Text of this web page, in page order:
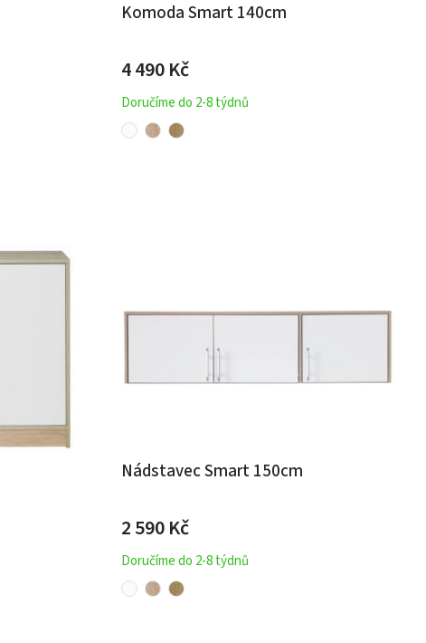
Komoda Smart 140cm
4 490 Kč
Doručíme do 2-8 týdnů
Nádstavec Smart 150cm
2 590 Kč
Doručíme do 2-8 týdnů